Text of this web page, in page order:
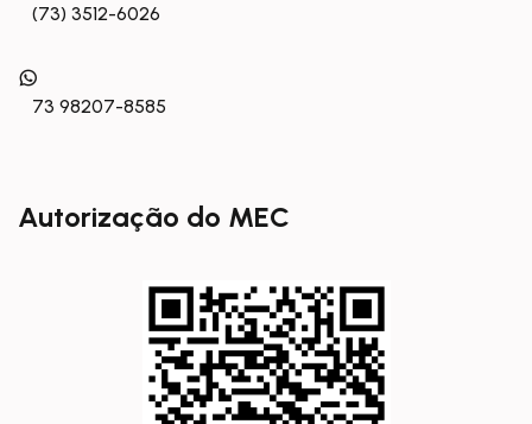
(73) 3512-6026
73 98207-8585
Autorização do MEC